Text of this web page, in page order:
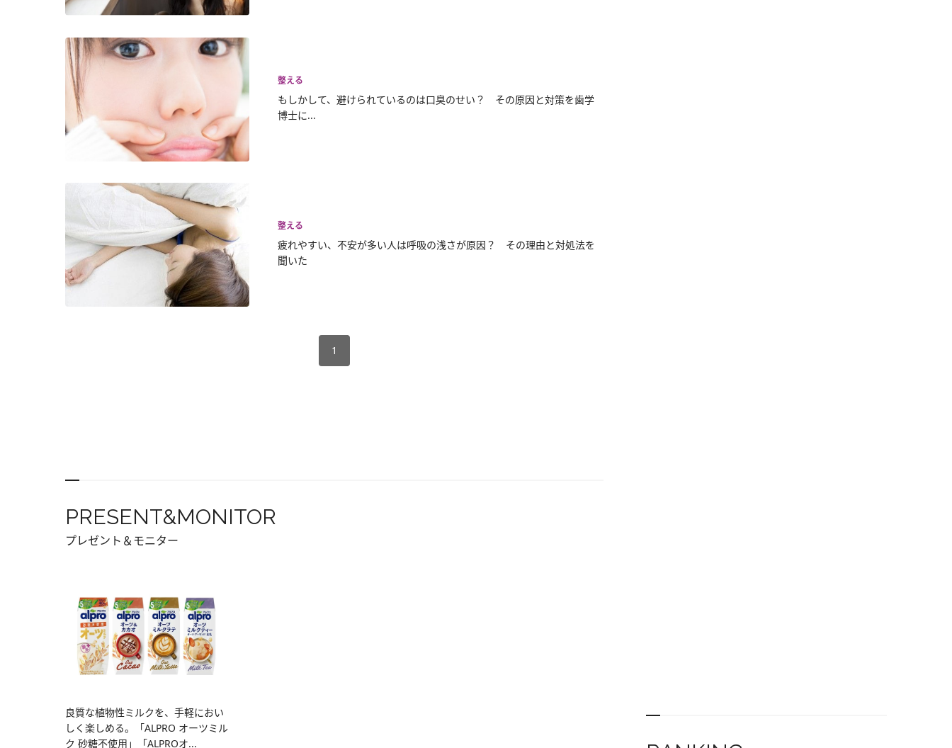
整える
もしかして、避けられているのは口臭のせい？ その原因と対策を歯学
博士に...
整える
疲れやすい、不安が多い人は呼吸の浅さが原因？ その理由と対処法を
聞いた
1
PRESENT&MONITOR
プレゼント＆モニター
良質な植物性ミルクを、手軽におい
しく楽しめる。「ALPRO オーツミル
ク 砂糖不使用」「ALPROオ...